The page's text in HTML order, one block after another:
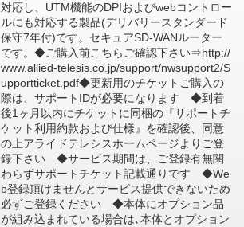
対応し、UTM機能のDPIおよびwebコントロー
ルにも対応する製品(デリバリースタンダード
保守7年付)です。セキュアSD-WANルーター
です。◆ご購入前こちらご確認下さい⇒http://
www.allied-telesis.co.jp/support/nwsupport2/S
upportticket.pdf◆更新用のチケットご購入の
際は、サポートIDが必要になります ◆到着
後1ヶ月以内にチケットに同梱の『サポートチ
ケット利用約款および仕様』を確認後、同意
の上アライドテレシスホームページよりご登
録下さい ◆サービス期間は、ご登録有無関
わらずサポートチケット記載通りです ◆We
b登録頂けませんとサービス提供できないため
必ずご登録ください ◆本体にオプション品
が組み込まれている場合は､本体とオプション